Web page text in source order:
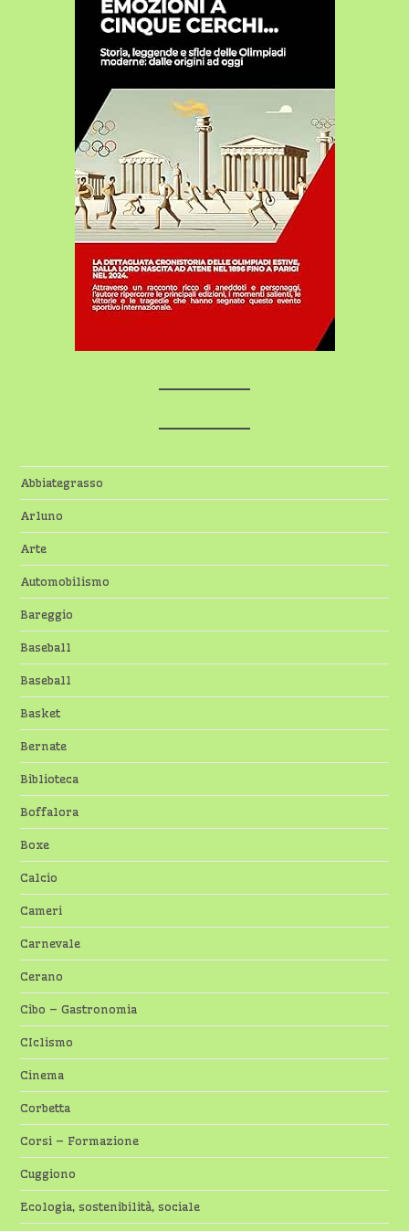
Abbiategrasso
Arluno
Arte
Automobilismo
Bareggio
Baseball
Baseball
Basket
Bernate
Biblioteca
Boffalora
Boxe
Calcio
Cameri
Carnevale
Cerano
Cibo – Gastronomia
CIclismo
Cinema
Corbetta
Corsi – Formazione
Cuggiono
Ecologia, sostenibilità, sociale